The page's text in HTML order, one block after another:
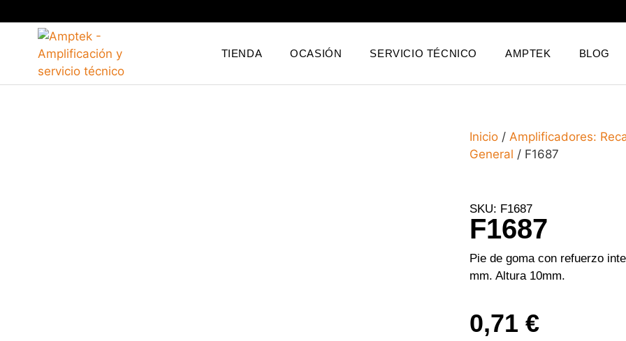
TIENDA OCASIÓN SERVICIO TÉCNICO AMPTEK BLOG
Inicio / Amplificadores:
General / F1687
SKU: F1687
F1687
Pie de goma con refuerzo
mm. Altura 10mm.
0,71 €